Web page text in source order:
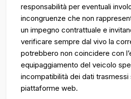
responsabilità per eventuali
incongruenze che non
un impegno contrattuale e
verificare sempre dal vivo la
potrebbero non coincidere con
equipaggiamento del veicolo
incompatibilità dei dati trasmessi
piattaforme web.